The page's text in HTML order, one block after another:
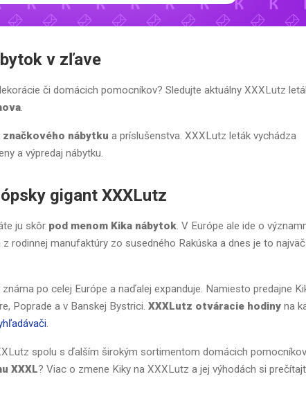
v zľave
či domácich pomocníkov? Sledujte aktuálny XXXLutz
.
značkového nábytku a príslušenstva. XXXLutz leták vychádza
a výpredaj nábytku.
gigant XXXLutz
ju skôr pod menom Kika nábytok. V Európe ale ide o
rodinnej manufaktúry zo susedného Rakúska a dnes je to
po celej Európe a naďalej expanduje. Namiesto predajne
Poprade a v Banskej Bystrici. XXXLutz otváracie hodiny na
.
spolu s ďalším širokým sortimentom domácich
XXXL? Viac o zmene Kiky na XXXLutz a jej výhodách si